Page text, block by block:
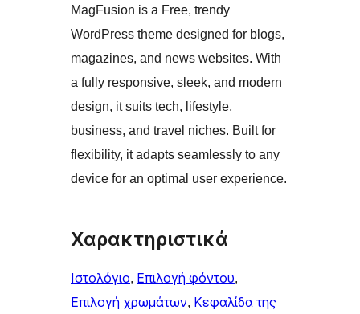
MagFusion is a Free, trendy
WordPress theme designed for blogs,
magazines, and news websites. With
a fully responsive, sleek, and modern
design, it suits tech, lifestyle,
business, and travel niches. Built for
flexibility, it adapts seamlessly to any
device for an optimal user experience.
Χαρακτηριστικά
Ιστολόγιο, Επιλογή φόντου
Επιλογή χρωμάτων, Κεφαλίδα της